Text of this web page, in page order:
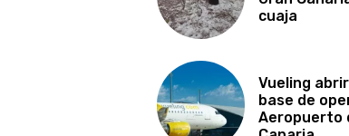
cuaja
Vueling
base de
Aeropuerto